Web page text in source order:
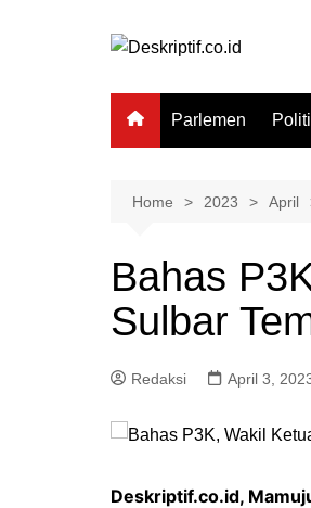
Parlemen
Home 2023 April
Bahas
Sulbar
Redaksi April 3,
Deskriptif.co.id,